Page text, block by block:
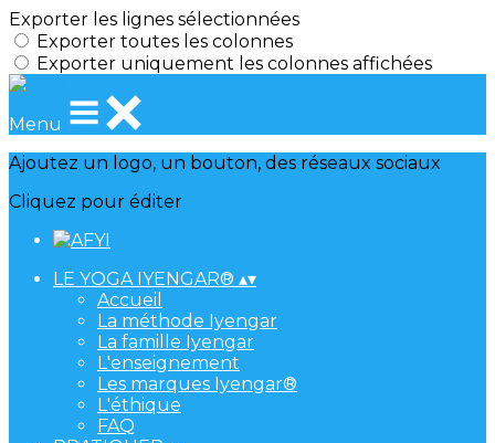
Exporter les lignes sélectionnées
Exporter toutes les colonnes
Exporter uniquement les colonnes affichées
Menu
Ajoutez un logo, un bouton, des réseaux sociaux
Cliquez pour éditer
LE YOGA IYENGAR® ▴▾
Accueil
La méthode Iyengar
La famille Iyengar
L'enseignement
Les marques Iyengar®
L'éthique
FAQ